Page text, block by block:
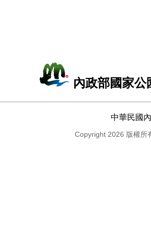
內政部國家
中華民國
Copyright 2026 版權所